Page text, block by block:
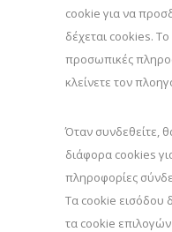
cookie για να
δέχεται cookies.
προσωπικές
κλείνετε τον
Όταν συνδεθείτε,
διάφορα cookies
πληροφορίες
Τα cookie εισόδου
τα cookie